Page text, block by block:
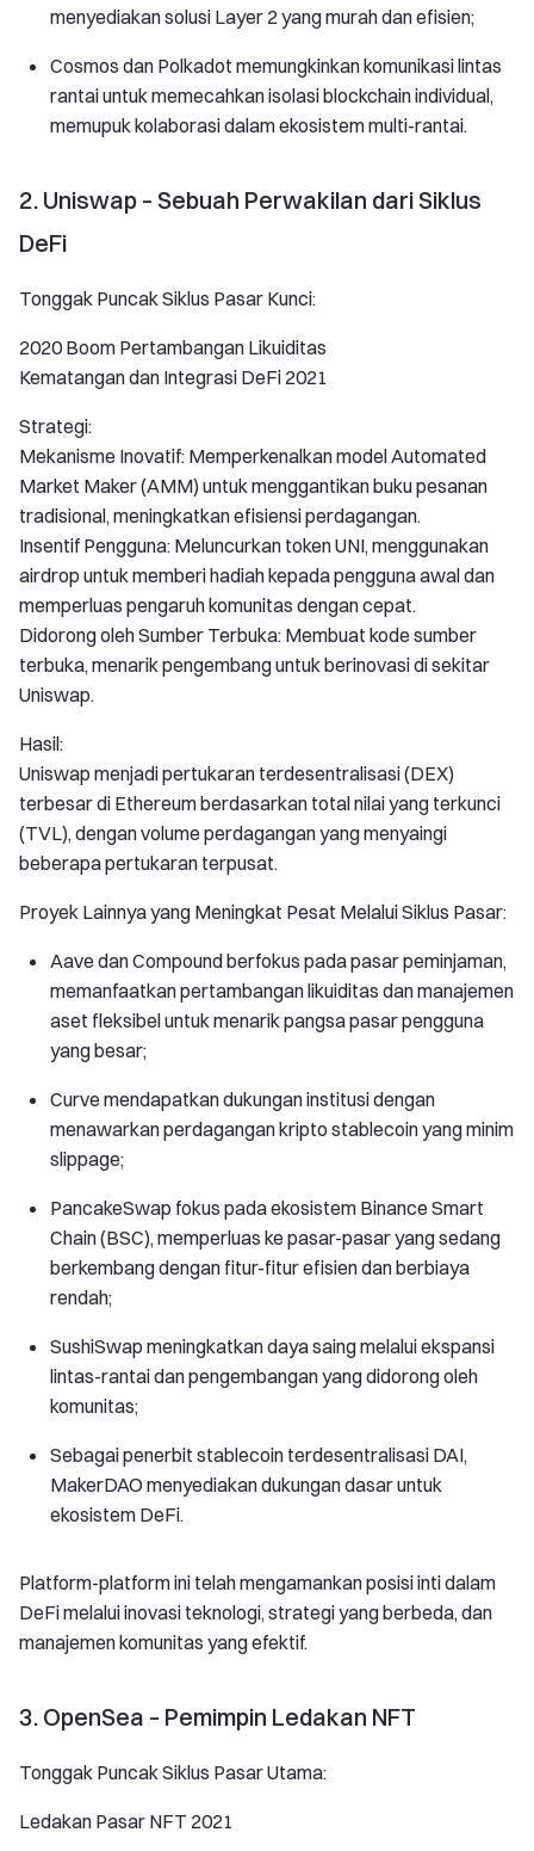
menyediakan solusi Layer 2 yang murah dan efisien;
Cosmos dan Polkadot memungkinkan komunikasi lintas
rantai untuk memecahkan isolasi blockchain individual,
memupuk kolaborasi dalam ekosistem multi-rantai.
2. Uniswap – Sebuah Perwakilan dari Siklus
DeFi
Tonggak Puncak Siklus Pasar Kunci:
2020 Boom Pertambangan Likuiditas
Kematangan dan Integrasi DeFi 2021
Strategi:
Mekanisme Inovatif: Memperkenalkan model Automated
Market Maker (AMM) untuk menggantikan buku pesanan
tradisional, meningkatkan efisiensi perdagangan.
Insentif Pengguna: Meluncurkan token UNI, menggunakan
airdrop untuk memberi hadiah kepada pengguna awal dan
memperluas pengaruh komunitas dengan cepat.
Didorong oleh Sumber Terbuka: Membuat kode sumber
terbuka, menarik pengembang untuk berinovasi di sekitar
Uniswap.
Hasil:
Uniswap menjadi pertukaran terdesentralisasi (DEX)
terbesar di Ethereum berdasarkan total nilai yang terkunci
(TVL), dengan volume perdagangan yang menyaingi
beberapa pertukaran terpusat.
Proyek Lainnya yang Meningkat Pesat Melalui Siklus Pasar:
Aave dan Compound berfokus pada pasar peminjaman,
memanfaatkan pertambangan likuiditas dan manajemen
aset fleksibel untuk menarik pangsa pasar pengguna
yang besar;
Curve mendapatkan dukungan institusi dengan
menawarkan perdagangan kripto stablecoin yang minim
slippage;
PancakeSwap fokus pada ekosistem Binance Smart
Chain (BSC), memperluas ke pasar-pasar yang sedang
berkembang dengan fitur-fitur efisien dan berbiaya
rendah;
SushiSwap meningkatkan daya saing melalui ekspansi
lintas-rantai dan pengembangan yang didorong oleh
komunitas;
Sebagai penerbit stablecoin terdesentralisasi DAI,
MakerDAO menyediakan dukungan dasar untuk
ekosistem DeFi.
Platform-platform ini telah mengamankan posisi inti dalam
DeFi melalui inovasi teknologi, strategi yang berbeda, dan
manajemen komunitas yang efektif.
3. OpenSea – Pemimpin Ledakan NFT
Tonggak Puncak Siklus Pasar Utama:
Ledakan Pasar NFT 2021